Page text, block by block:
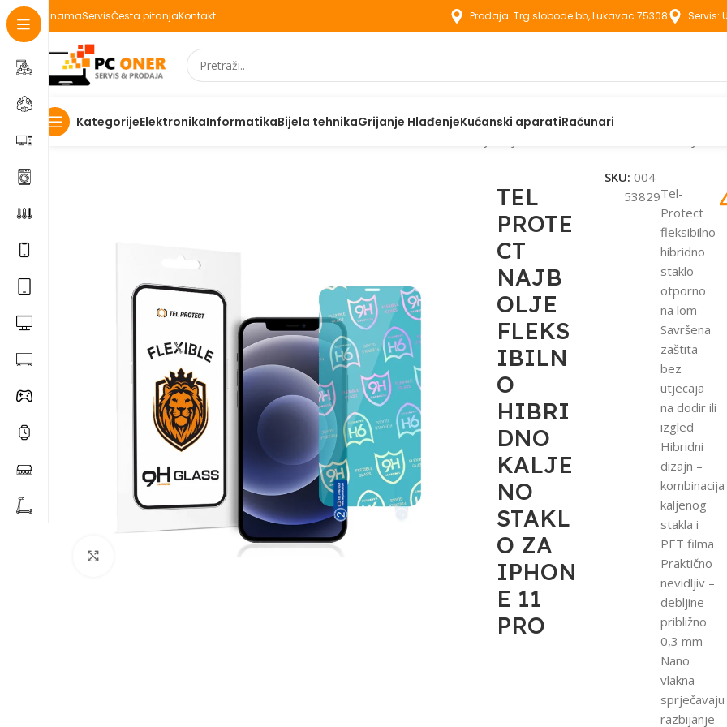
O namaServisČesta pitanjaKontakt Prodaja: Trg slobode bb, Lukavac 75308 Servis:
KategorijeElektronikaInformatikaBijela tehnikaGrijanje HlađenjeKućanski aparatiRačunari
Početna
TEL
PROTE
CT
NAJB
OLJE
FLEKS
IBILN
O
HIBRI
DNO
KALJE
NO
STAKL
O ZA
IPHON
E 11
PRO
SKU: 004-
53829Tel-
Protect
fleksibilno
hibridno
staklo
otporno
na lom
Savršena
zaštita
bez
utjecaja
na dodir ili
izgled
Hibridni
dizajn –
kombinacija
kaljenog
stakla i
PET filma
Praktično
nevidljiv –
debljine
približno
0,3 mm
Nano
vlakna
sprječavaju
razbijanje